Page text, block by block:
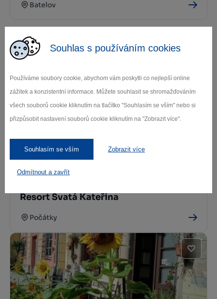
Souhlas s používáním cookies
Používáme soubory cookie, abychom vám poskytli co nejlepší online
zážitek a konzistentní informace. Můžete souhlasit se shromažďováním
všech souborů cookie kliknutím na tlačítko "Souhlasím se vším" nebo si
přizpůsobit nastavení souborů cookie kliknutím na "Zobrazit více".
Souhlasím se vším Zobrazit více
Odmítnout a zavřít
Batelov
Další památky
Kde se najíst
Resort Svatá Kateřina
Počátky